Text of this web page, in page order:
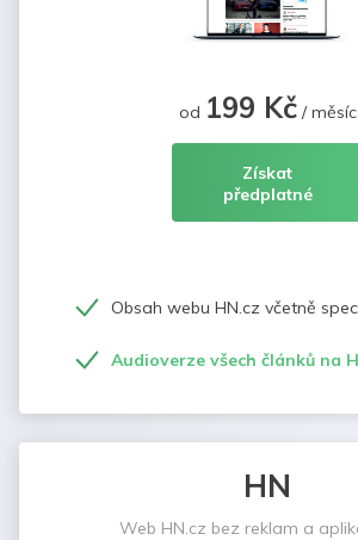
od 199 Kč/ měsíc
Získat
předplatné
Obsah webu HN.cz včetně
Audioverze všech článků na
HN
Web HN.cz bez reklam a